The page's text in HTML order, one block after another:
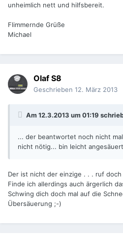
unheimlich nett und hilfsbereit.
Flimmernde Grüße
Michael
Olaf S8
Geschrieben 12. März 2013
Am 12.3.2013 um 01:19
... der beantwortet noch nicht
nicht nötig... bin leicht
Der ist nicht der einzige . . . ruf
Finde ich allerdings auch ärgerlich
Schwing dich doch mal auf die
Übersäuerung ;-)